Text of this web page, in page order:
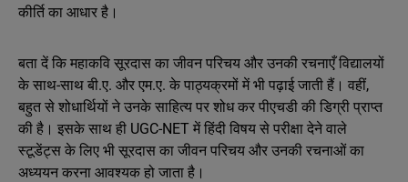
कीर्ति का आधार है।
बता दें कि महाकवि सूरदास का जीवन परिचय और उनकी रचनाएँ विद्यालयों
के साथ-साथ बी.ए. और एम.ए. के पाठ्यक्रमों में भी पढ़ाई जाती हैं। वहीं,
बहुत से शोधार्थियों ने उनके साहित्य पर शोध कर पीएचडी की डिग्री प्राप्त
की है। इसके साथ ही UGC-NET में हिंदी विषय से परीक्षा देने वाले
स्टूडेंट्स के लिए भी सूरदास का जीवन परिचय और उनकी रचनाओं का
अध्ययन करना आवश्यक हो जाता है।